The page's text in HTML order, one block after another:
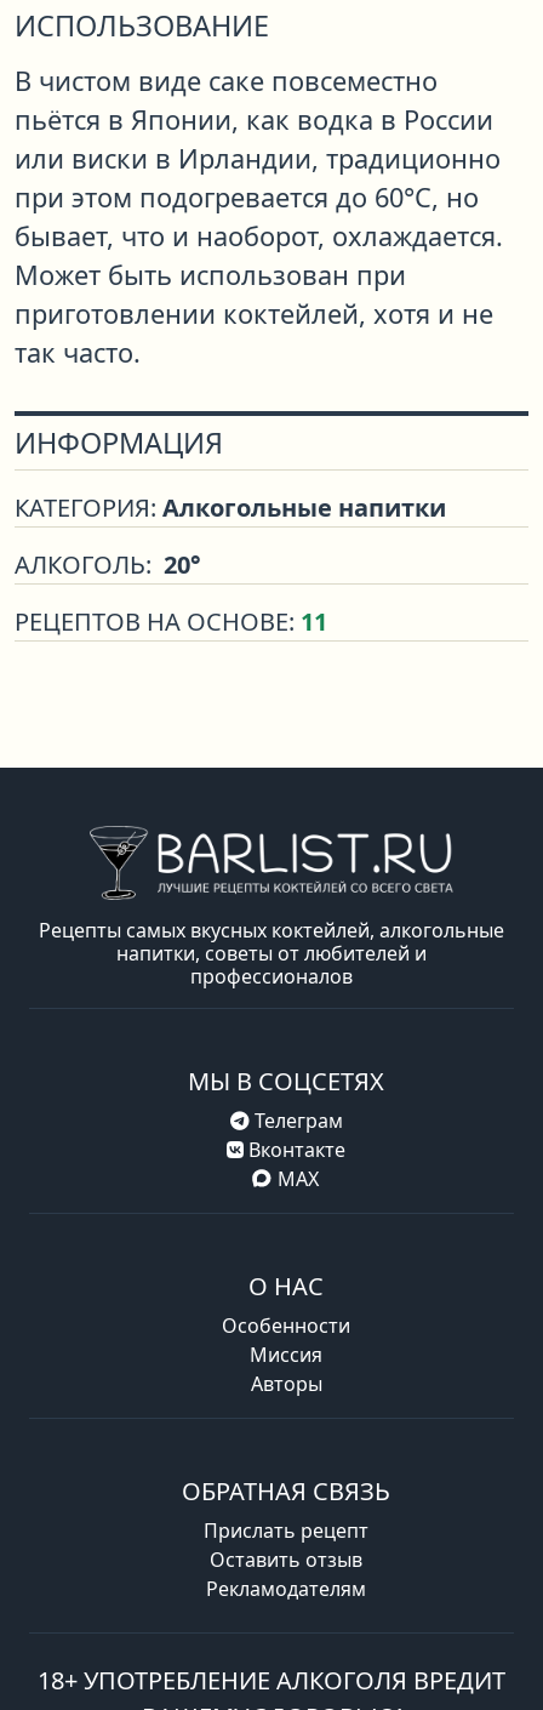
ИСПОЛЬЗОВАНИЕ
В чистом виде саке повсеместно
пьётся в Японии, как водка в России
или виски в Ирландии, традиционно
при этом подогревается до 60°C, но
бывает, что и наоборот, охлаждается.
Может быть использован при
приготовлении коктейлей, хотя и не
так часто.
ИНФОРМАЦИЯ
КАТЕГОРИЯ: Алкогольные напитки
АЛКОГОЛЬ: 20°
РЕЦЕПТОВ НА ОСНОВЕ: 11
Рецепты самых вкусных коктейлей, алкогольные
напитки, советы от любителей и
профессионалов
МЫ В СОЦСЕТЯХ
Телеграм
Вконтакте
MAX
О НАС
Особенности
Миссия
Авторы
ОБРАТНАЯ СВЯЗЬ
Прислать рецепт
Оставить отзыв
Рекламодателям
18+ УПОТРЕБЛЕНИЕ АЛКОГОЛЯ ВРЕДИТ